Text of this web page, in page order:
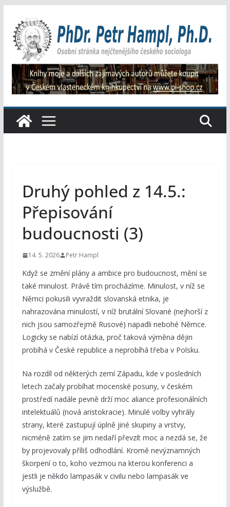
obsah
Druhý pohled z 14.5.:
Přepisování
budoucnosti (3)
14. 5. 2026 Petr Hampl
Když se změní plány a ambice pro budoucnost, mění se
také minulost. Právě tím procházíme. Minulost, v níž se
Němci pokusili vyvraždit slovanská etnika, je
nahrazována minulostí, v níž brutální Slované (nejhorší z
nich jsou samozřejmě Rusové) napadli nebohé Němce.
Logicky se nabízí otázka, proč taková výměna dějin
probíhá v České republice a neprobíhá třeba v Polsku.
Na rozdíl od některých zemí Západu, kde v posledních
letech začaly probíhat mocenské posuny, v českém
prostředí nadále pevně drží moc aliance profesionálních
intelektuálů (nová aristokracie). Minulé volby vyhrály
strany, které zastupují úplně jiné skupiny a vrstvy,
nicméně zatím se jim nedaří převzít moc a nezdá se, že
by projevovaly příliš odhodlání. Kromě nevýznamných
škorpení o to, koho vezmou na kterou konferenci a
jestli je někdo lampasák v civilu nebo lampasák ve
výslužbě.